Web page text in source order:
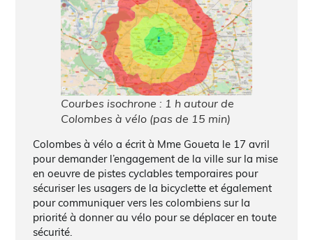
Courbes isochrone : 1 h autour de
Colombes à vélo (pas de 15 min)
Colombes à vélo a écrit à Mme Goueta le 17 avril
pour demander l’engagement de la ville sur la mise
en oeuvre de pistes cyclables temporaires pour
sécuriser les usagers de la bicyclette et également
pour communiquer vers les colombiens sur la
priorité à donner au vélo pour se déplacer en toute
sécurité.